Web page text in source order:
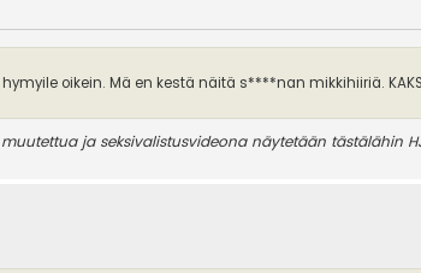
oikein. Mä en kestä näitä s****nan mikkihiiriä. KAKS
ja seksivalistusvideona näytetään tästälähin